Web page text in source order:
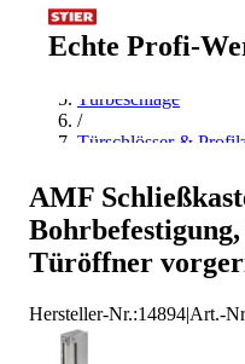
Echte Profi-
Startseite
/
Beschläge &
Türbeschläge
/
Türschlösser &
Schlosskästen
/
AMF Schlosskästen
AMF
Türöffner
Hersteller-Nr.:14894|Art.-